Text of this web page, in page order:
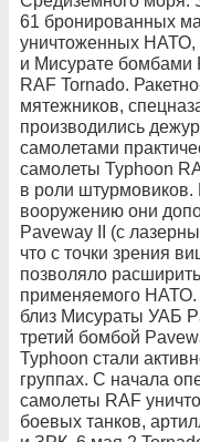
61 бронированных
уничтоженных НАТО,
и Мисурате бомбами
RAF Tornado.
мятежников,
производились
самолетами
самолеты Typhoon
в роли
вооружению они
Paveway II (с
что с точки зрения
позволяло
применяемого НАТО.
близ Мисураты УАБ
третий бомбой
Typhoon стали
группах. С начала
самолеты RAF
боевых танков,